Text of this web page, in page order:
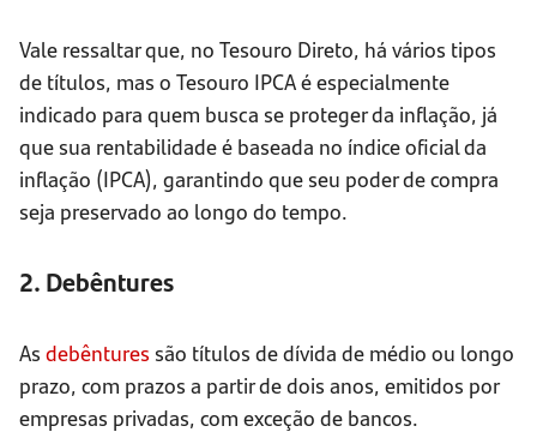
Vale ressaltar que, no Tesouro Direto, há vários tipos
de títulos, mas o Tesouro IPCA é especialmente
indicado para quem busca se proteger da inflação, já
que sua rentabilidade é baseada no índice oficial da
inflação (IPCA), garantindo que seu poder de compra
seja preservado ao longo do tempo.
2. Debêntures
As debêntures são títulos de dívida de médio ou longo
prazo, com prazos a partir de dois anos, emitidos por
empresas privadas, com exceção de bancos.